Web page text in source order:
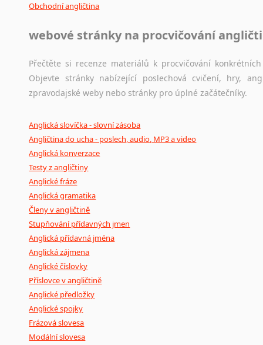
Obchodní angličtina
webové stránky na procvičování
Přečtěte si recenze materiálů k procvičování
Objevte stránky nabízející poslechová cvičení, hry,
zpravodajské weby nebo stránky pro úplné začátečníky.
Anglická slovíčka - slovní zásoba
Angličtina do ucha - poslech, audio, MP3 a video
Anglická konverzace
Testy z angličtiny
Anglické fráze
Anglická gramatika
Členy v angličtině
Stupňování přídavných jmen
Anglická přídavná jména
Anglická zájmena
Anglické číslovky
Příslovce v angličtině
Anglické předložky
Anglické spojky
Frázová slovesa
Modální slovesa